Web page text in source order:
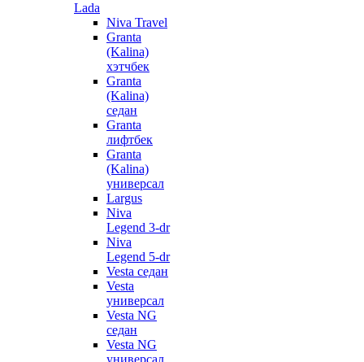
Lada
Niva Travel
Granta
(Kalina)
хэтчбек
Granta
(Kalina)
седан
Granta
лифтбек
Granta
(Kalina)
универсал
Largus
Niva
Legend 3-dr
Niva
Legend 5-dr
Vesta седан
Vesta
универсал
Vesta NG
седан
Vesta NG
универсал